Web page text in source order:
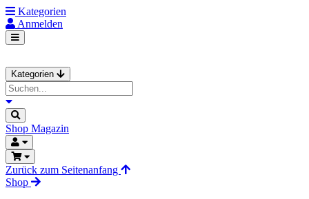
Kategorien
Anmelden
Kategorien
Shop Magazin
Zurück zum Seitenanfang
Shop